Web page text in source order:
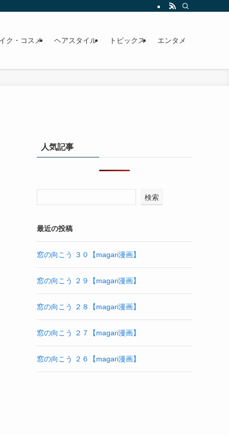
ク・コスメ ヘアスタイル トピックス エンタメ
人気記事
検索
最近の投稿
窓の向こう ３０【magari漫画】
窓の向こう ２９【magari漫画】
窓の向こう ２８【magari漫画】
窓の向こう ２７【magari漫画】
窓の向こう ２６【magari漫画】